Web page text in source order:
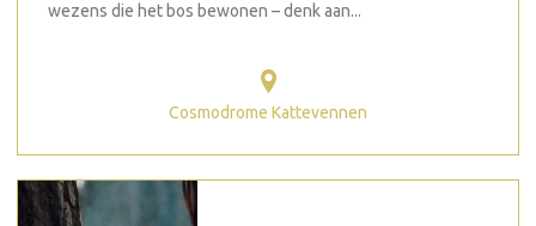
wezens die het bos bewonen – denk aan...
Cosmodrome Kattevennen